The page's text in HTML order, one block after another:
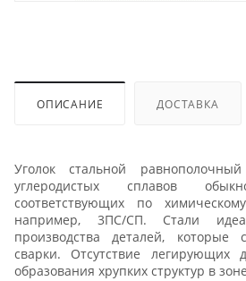
ОПИСАНИЕ ДОСТАВКА
Уголок стальной
углеродистых сплавов
соответствующих по
например, 3ПС/СП. Стали
производства деталей, которые
сварки. Отсутствие легирующих
образования хрупких структур в